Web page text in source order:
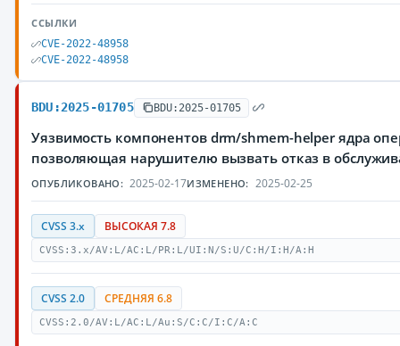
ССЫЛКИ
CVE-2022-48958
CVE-2022-48958
BDU:2025-01705 BDU:2025-01705
Уязвимость компонентов drm/shmem-helper ядра
позволяющая нарушителю вызвать отказ в
ОПУБЛИКОВАНО: 2025-02-17ИЗМЕНЕНО: 2025-02-25
CVSS 3.x ВЫСОКАЯ 7.8
CVSS:3.x/AV:L/AC:L/PR:L/UI:N/S:U/C:H/I:H/A:H
CVSS 2.0 СРЕДНЯЯ 6.8
CVSS:2.0/AV:L/AC:L/Au:S/C:C/I:C/A:C